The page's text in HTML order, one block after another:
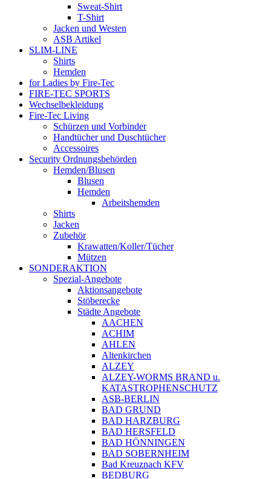
Sweat-Shirt
T-Shirt
Jacken und Westen
ASB Artikel
SLIM-LINE
Shirts
Hemden
for Ladies by Fire-Tec
FIRE-TEC SPORTS
Wechselbekleidung
Fire-Tec Living
Schürzen und Vorbinder
Handtücher und Duschtücher
Accessoires
Security Ordnungsbehörden
Hemden/Blusen
Blusen
Hemden
Arbeitshemden
Shirts
Jacken
Zubehör
Krawatten/Koller/Tücher
Mützen
SONDERAKTION
Spezial-Angebote
Aktionsangebote
Stöberecke
Städte Angebote
AACHEN
ACHIM
AHLEN
Altenkirchen
ALZEY
ALZEY-WORMS BRAND u.
KATASTROPHENSCHUTZ
ASB-BERLIN
BAD GRUND
BAD HARZBURG
BAD HERSFELD
BAD HÖNNINGEN
BAD SOBERNHEIM
Bad Kreuznach KFV
BEDBURG